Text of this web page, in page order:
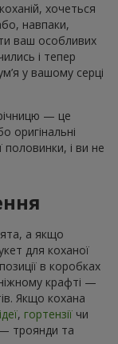
хочеться
навпаки,
ваш особливих
і тепер
у вашому серці
— це
оригінальні
половинки, і ви не
а якщо
для коханої
в коробках
крафті —
Якщо кохана
, гортензії чи
— троянди та